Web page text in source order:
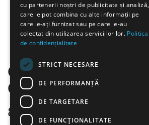
GR-CARTOFI LA
CARNATI SI
8.00
cu partenerii noștri de publicitate și analiză,
care le pot combina cu alte informații pe
care le-ați furnizat sau pe care le-au
colectat din utilizarea serviciilor lor. Politica
de confidențialitate
STRICT NECESARE
DE PERFORMANȚĂ
DE TARGETARE
DE FUNCŢIONALITATE